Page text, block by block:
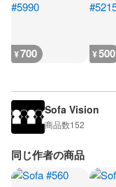
¥700 ¥500
Sofa Vision
商品数152
同じ作者の商品